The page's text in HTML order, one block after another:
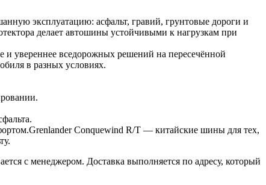
эксплуатацию: асфальт, гравий, грунтовые дороги и
делает автошины устойчивыми к нагрузкам при
увереннее вседорожных решений на пересечённой
в разных условиях.
Conquewind R/T — китайские шины для тех,
с менеджером. Доставка выполняется по адресу, который